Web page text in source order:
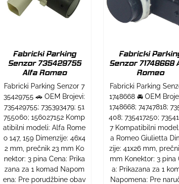
Fabricki Parking
Senzor 735429755
Alfa Romeo
Fabricki Parking Senzor 7
35429755 🚗 OEM Brojevi:
735429755; 735393479; 51
755060; 156027152 Komp
atibilni modeli: Alfa Rome
o 147, 159 Dimenzije: 46x4
2 mm, prečnik 23 mm Ko
nektor: 3 pina Cena: Prika
zana za 1 komad Napom
ena: Pre porudžbine obav
Fabricki
Senzor 71748668
Romeo
Fabricki Parking
1748668 🚘 OEM
1748668; 74747818;
408; 735417250;
7 Kompatibilni
a Romeo Giulietta
zije: 41x26 mm,
mm Konektor: 3 pina
a: Prikazana za 1
Napomena: Pre